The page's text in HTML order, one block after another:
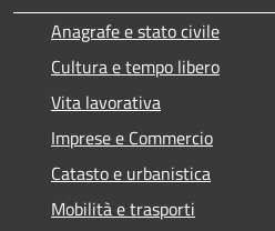
Anagrafe e stato civile
Cultura e tempo libero
Vita lavorativa
Imprese e Commercio
Catasto e urbanistica
Mobilità e trasporti